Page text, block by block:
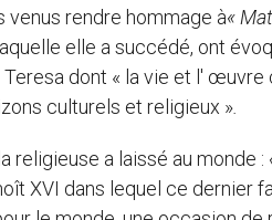
rendre hommage à«
elle a succédé, ont
dont « la vie et l' œuvre
culturels et religieux »
religieuse a laissé au monde :
XVI dans lequel ce dernier